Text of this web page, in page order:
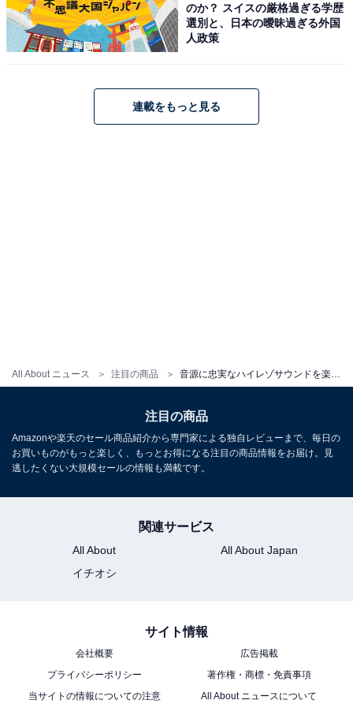
All About ニュース 注目の商品
JVCケンウッド ケンウッド Bluetooth コンポ Kseries
XK-330-N [ゴールド]
【Amazonお買い得情報】マーシャル「ワイヤ
中【6月5日】
のか？ スイスの厳格過ぎる学歴
選別と、日本の曖昧過ぎる外国
人政策
連載をもっと見る
注目の商品
Amazonや楽天のセール商品紹介から専門家による独自レビューまで、毎日の
お買いものがもっと楽しく、もっとお得になる注目の商品情報をお届け。見
逃したくない大規模セールの情報も満載です。
関連サービス
All About
All About Japan
イチオシ
サイト情報
会社概要
広告掲載
プライバシーポリシー
著作権・商標・免責事項
当サイトの情報についての注意
All About ニュースについて